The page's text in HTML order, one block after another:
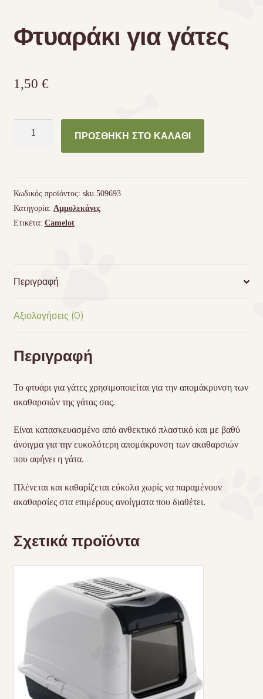
Τσάντες μεταφοράς
Φτυαράκι για γάτες
1,50 €
ΠΡΟΣΘΉΚΗ ΣΤΟ ΚΑΛΆΘΙ
Κωδικός προϊόντος: sku.509693
Κατηγορία: Αμμολεκάνες
Ετικέτα: Camelot
Περιγραφή
Αξιολογήσεις (0)
Περιγραφή
Το φτυάρι για γάτες χρησιμοποιείται για την απομάκρυνση των
ακαθαρσιών της γάτας σας.
Είναι κατασκευασμένο από ανθεκτικό πλαστικό και με βαθύ
άνοιγμα για την ευκολότερη απομάκρυνση των ακαθαρσιών
που αφήνει η γάτα.
Πλένεται και καθαρίζεται εύκολα χωρίς να παραμένουν
ακαθαρσίες στα επιμέρους ανοίγματα που διαθέτει.
Σχετικά προϊόντα